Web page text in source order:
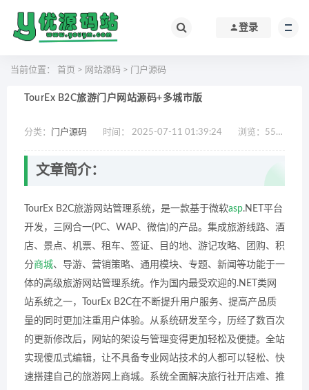
登录
当前位置： 首页 > 网站源码 > 门户源码
TourEx B2C旅游门户网站源码+多城市版
分类： 门户源码 时间： 2025-07-11 01:39:24 浏览： 553
文章简介：
TourEx B2C旅游网站管理系统，是一款基于微软asp.NET平台
开发，三网合一(PC、WAP、微信)的产品。集成旅游线路、酒
店、景点、机票、租车、签证、目的地、游记攻略、团购、积
分商城、导游、营销策略、通用模块、专题、新闻等功能于一
体的高级旅游网站管理系统。作为国内最受欢迎的.NET类网
站系统之一，TourEx B2C在不断提升用户服务、提高产品质
量的同时更加注重用户体验。从系统研发至今，历经了数百次
的更新修改后，网站的架设与管理变得更加轻松及便捷。全站
实现傻瓜式编辑，让不具备专业网站技术的人都可以轻松、快
速搭建自己的旅游网上商城。系统全面解决旅行社开店难、推